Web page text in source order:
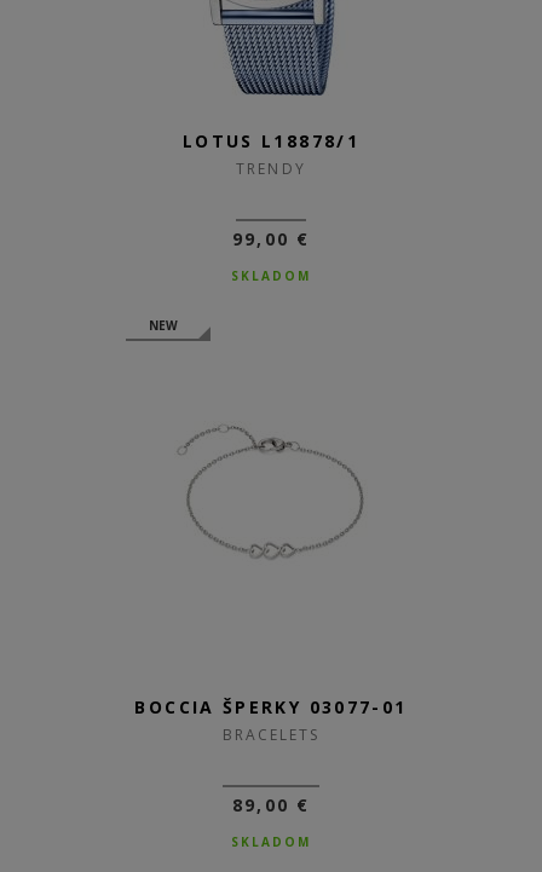
LOTUS L18878/1
TRENDY
99,00 €
SKLADOM
NEW
BOCCIA ŠPERKY 03077-01
BRACELETS
89,00 €
SKLADOM